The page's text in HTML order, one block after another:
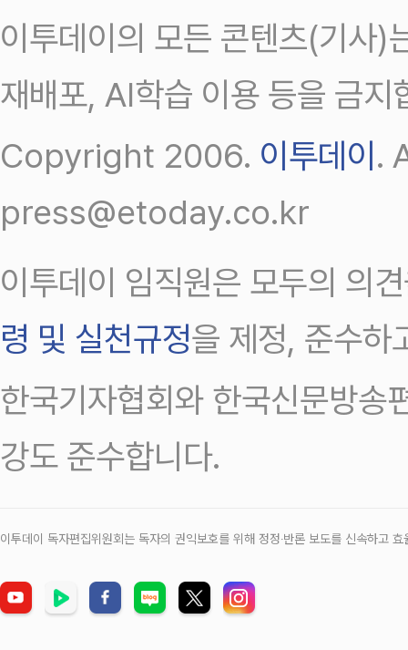
이투데이의 모든 콘텐츠(기사)
재배포, AI학습 이용 등을 금지
Copyright 2006. 이투데이.
press@etoday.co.kr
이투데이 임직원은 모두의 의
령 및 실천규정을 제정, 준수하
한국기자협회와 한국신문방송
강도 준수합니다.
이투데이 독자편집위원회는 독자의 권익보호를 위해 정정‧반론 보도를 신속하고